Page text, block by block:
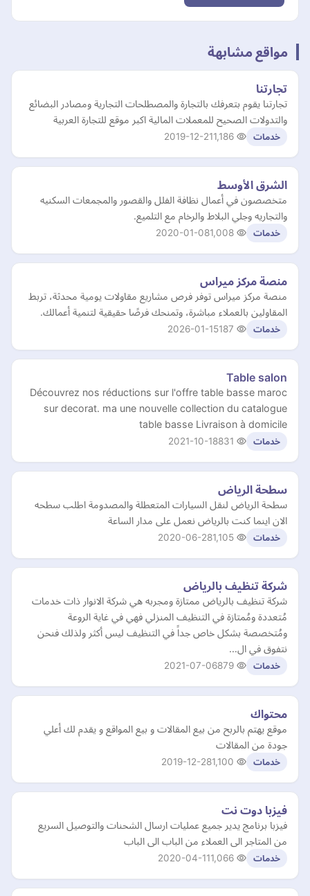
مواقع مشابهة
تجارتنا
تجارتنا يقوم بتعرفك بالتجارة والمصطلحات التجارية ومصادر البضائع
والتدولات الصحيح للمعملات المالية اكبر موقع للتجارة العربية
خدمات 2019-12-21
الشرق الأوسط
متخصصون في أعمال نظافة الفلل والقصور والمجمعات السكنيه
والتجاريه وجلي البلاط والرخام مع التلميع.
خدمات 2020-01-08
منصة مركز ميراس
منصة مركز ميراس توفر فرص مشاريع مقاولات يومية محدثة، تربط
المقاولين بالعملاء مباشرة، وتمنحك فرصًا حقيقية لتنمية أعمالك.
خدمات 2026-01-15
Table salon
Découvrez nos réductions sur l'offre table basse maroc
sur decorat. ma une nouvelle collection du catalogue
table basse Livraison à domicile
خدمات 2021-10-18
سطحة الرياض
سطحة الرياض لنقل السيارات المتعطلة والمصدومة اطلب سطحه
الان اينما كنت بالرياض نعمل على مدار الساعة
خدمات 2020-06-28
شركة تنظيف بالرياض
شركة تنظيف بالرياض ممتازة ومجربه هي شركة الانوار ذات خدمات
مُتعددة ومُمتازة في التنظيف المنزلي فهي في غاية الروعة
ومُتخصصة بشكل خاص جداً في التنظيف ليس أكثر ولذلك فنحن
نتفوق في ال…
خدمات 2021-07-06
محتواك
موقع يهتم بالربح من بيع المقالات و بيع المواقع و يقدم لك أعلي
جودة من المقالات
خدمات 2019-12-28
فيزبا دوت نت
فيزبا برنامج يدير جميع عمليات ارسال الشحنات والتوصيل السريع
من المتاجر الى العملاء من الباب الى الباب
خدمات 2020-04-11